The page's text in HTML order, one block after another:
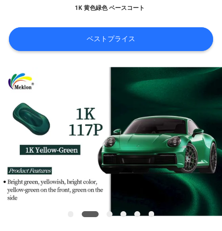
案
内
品
質
お
1K 黄色緑色 ベースコート
ベストプライス